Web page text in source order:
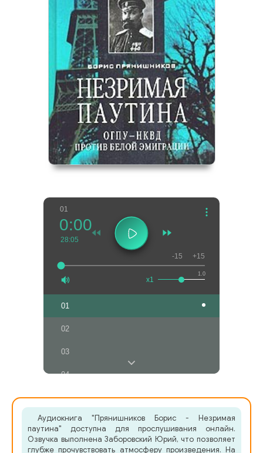
01
0:00
28:05
1.0
x1
-15 +15
01
02
03
04
05
06
07
Аудиокнига "Прянишников Борис - Незримая
паутина" доступна для прослушивания онлайн.
Озвучка выполнена Заборовский Юрий, что позволяет
глубже прочувствовать атмосферу произведения. На